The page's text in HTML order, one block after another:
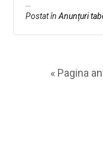
Postat înAnunțuri
« Pagina